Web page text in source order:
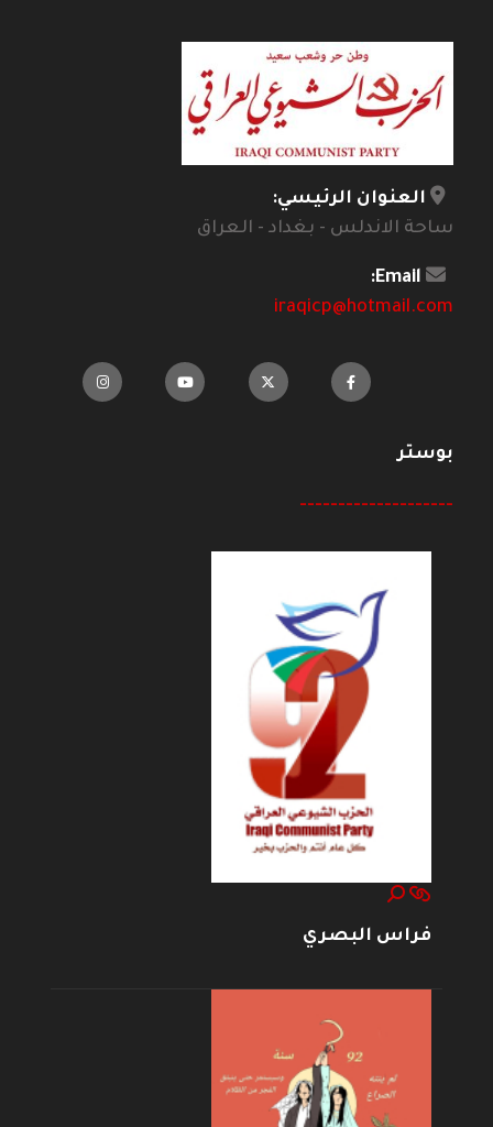
العنوان الرئيسي:
ساحة الاندلس - بغداد - العراق
Email:
iraqicp@hotmail.com
بوستر
--------------------
فراس البصري